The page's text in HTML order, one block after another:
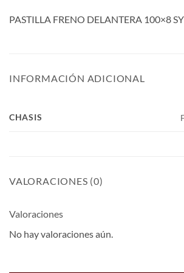
PASTILLA FRENO DELANTERA 100×8
INFORMACIÓN ADICIONAL
CHASIS
VALORACIONES (0)
Valoraciones
No hay valoraciones aún.